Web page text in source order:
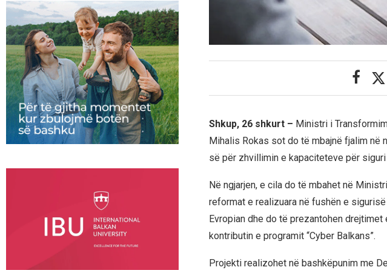
Shkup, 26 shkurt – Ministri i
Mihalis Rokas sot do të mbajnë fjalim në
së për zhvillimin e kapaciteteve për
Në ngjarjen, e cila do të mbahet në
reformat e realizuara në fushën e
Evropian dhe do të prezantohen
kontributin e programit “Cyber Balkans”.
Projekti realizohet në bashkëpunim me